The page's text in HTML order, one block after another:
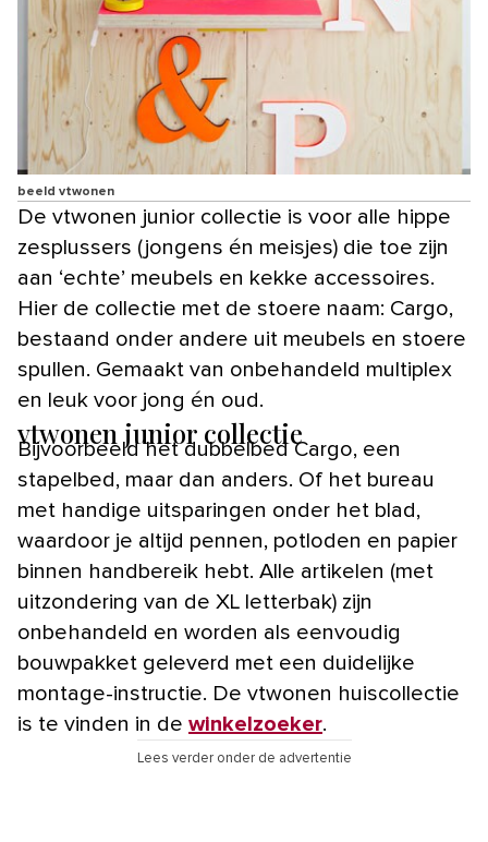
beeld vtwonen
De vtwonen junior collectie is voor alle hippe
zesplussers (jongens én meisjes) die toe zijn
aan ‘echte’ meubels en kekke accessoires.
Hier de collectie met de stoere naam: Cargo,
bestaand onder andere uit meubels en stoere
spullen. Gemaakt van onbehandeld multiplex
en leuk voor jong én oud.
vtwonen junior collectie
Bijvoorbeeld het dubbelbed Cargo, een
stapelbed, maar dan anders. Of het bureau
met handige uitsparingen onder het blad,
waardoor je altijd pennen, potloden en papier
binnen handbereik hebt. Alle artikelen (met
uitzondering van de XL letterbak) zijn
onbehandeld en worden als eenvoudig
bouwpakket geleverd met een duidelijke
montage-instructie. De vtwonen huiscollectie
is te vinden in de winkelzoeker.
Lees verder onder de advertentie